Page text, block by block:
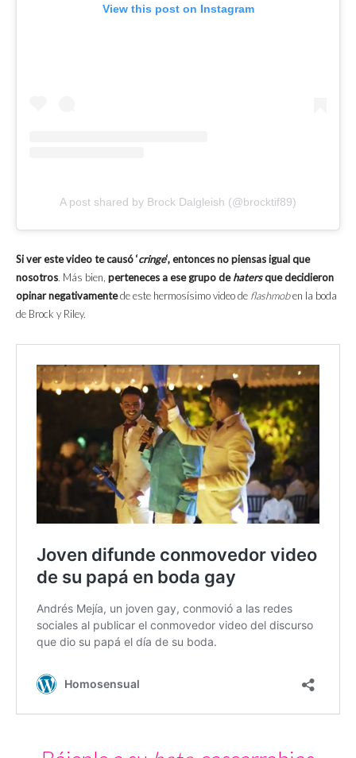
View this post on Instagram
A post shared by Brock Dalgleish (@brocktif89)
Si ver este video te causó ‘cringe‘, entonces no piensas igual que
nosotros. Más bien, perteneces a ese grupo dehatersque decidieron
opinar negativamentede este hermosísimo video de flashmoben la boda
de Brock y Riley.